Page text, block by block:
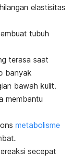
elastisitas
tubuh
terasa saat
banyak
bawah kulit.
membantu
metabolisme
secepat